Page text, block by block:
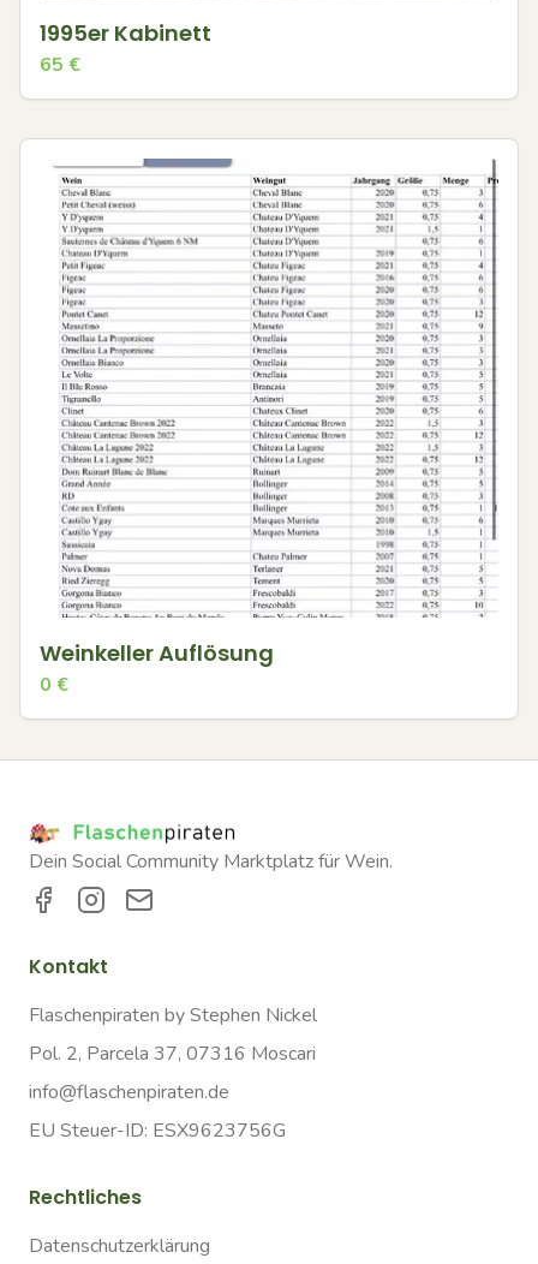
1995er Kabinett
65 €
Weinkeller Auflösung
0 €
Dein Social Community Marktplatz für Wein.
Kontakt
Flaschenpiraten by Stephen Nickel
Pol. 2, Parcela 37, 07316 Moscari
info@flaschenpiraten.de
EU Steuer-ID: ESX9623756G
Rechtliches
Datenschutzerklärung